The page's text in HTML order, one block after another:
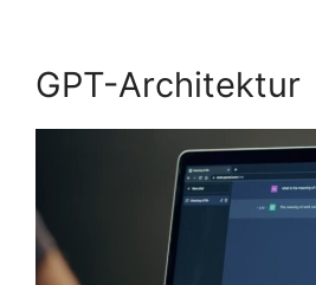
GPT-Architektur